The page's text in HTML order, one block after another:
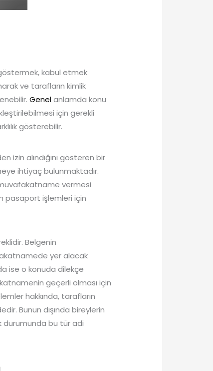
kabul etmek
ve tarafların kimlik
Genelanlamda konu
için gerekli
gösterebilir.
izin alındığını gösteren bir
ihtiyaç bulunmaktadır.
muvafakatname vermesi
pasaport işlemleri için
Belgenin
yer alacak
ise o konuda dilekçe
geçerli olması için
hakkında, tarafların
Bunun dışında bireylerin
durumunda bu tür adi